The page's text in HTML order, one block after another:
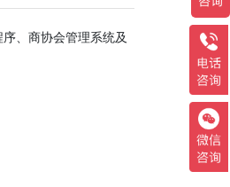
、商协会管理系统及